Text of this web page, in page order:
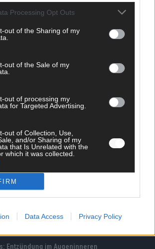
Processing Opt Outs
out of the Sharing of my
out of the Sale of my
out of processing my
for Targeted Advertising.
out of Collection, Use,
and/or Sharing of my
that Is Unrelated with the
which it was collected.
Data Access Privacy Policy
Entzündung im Augeninneren